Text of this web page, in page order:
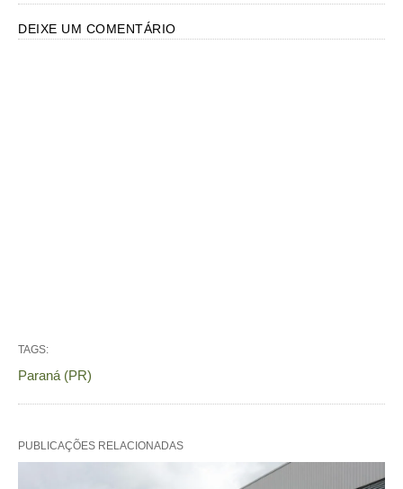
DEIXE UM COMENTÁRIO
TAGS:
Paraná (PR)
PUBLICAÇÕES RELACIONADAS